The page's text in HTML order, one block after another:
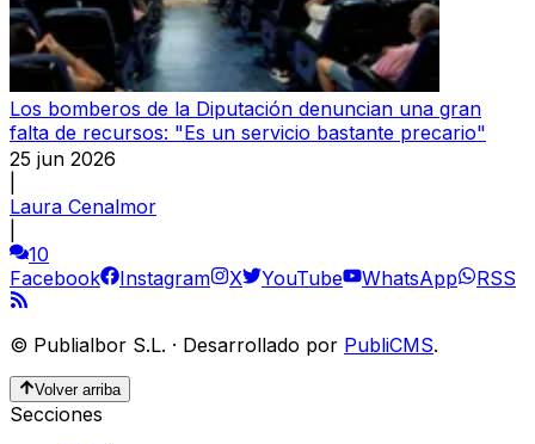
Los bomberos de la Diputación denuncian una gran
falta de recursos: "Es un servicio bastante precario"
25 jun 2026
Laura Cenalmor
10
Facebook
Instagram X YouTube WhatsApp RSS
© Publialbor S.L. · Desarrollado por PubliCMS.
Volver arriba
Secciones